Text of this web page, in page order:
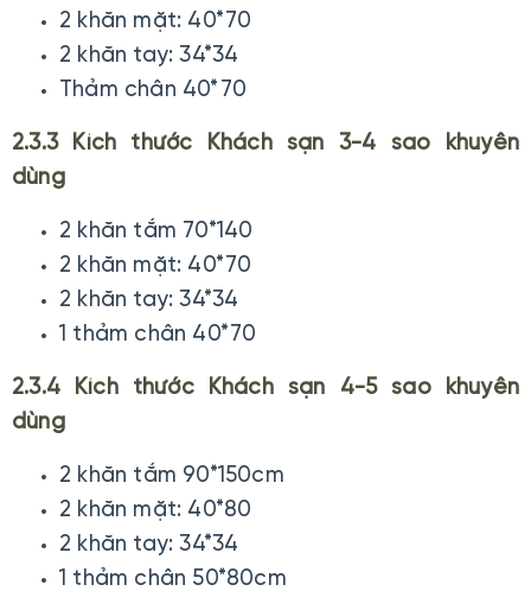
2 khăn mặt: 40*70
2 khăn tay: 34*34
Thảm chân 40*70
2.3.3 Kích thước Khách sạn 3-4 sao khuyên
dùng
2 khăn tắm 70*140
2 khăn mặt: 40*70
2 khăn tay: 34*34
1 thảm chân 40*70
2.3.4 Kích thước Khách sạn 4-5 sao khuyên
dùng
2 khăn tắm 90*150cm
2 khăn mặt: 40*80
2 khăn tay: 34*34
1 thảm chân 50*80cm